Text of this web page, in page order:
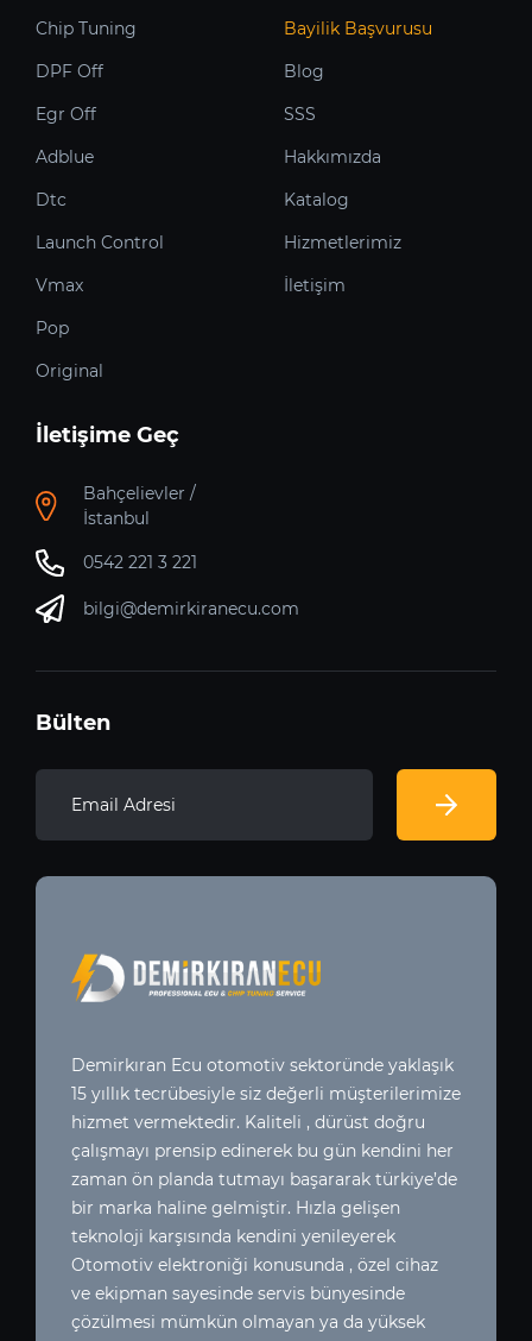
Chip Tuning
DPF Off
Egr Off
Adblue
Dtc
Launch Control
Vmax
Pop
Original
Bayilik Başvurusu
Blog
SSS
Hakkımızda
Katalog
Hizmetlerimiz
İletişim
İletişime Geç
Bahçelievler /
İstanbul
0542 221 3 221
bilgi@demirkiranecu.com
Bülten
Demirkıran Ecu otomotiv sektoründe yaklaşık
15 yıllık tecrübesiyle siz değerli müşterilerimize
hizmet vermektedir. Kaliteli , dürüst doğru
çalışmayı prensip edinerek bu gün kendini her
zaman ön planda tutmayı başararak türkiye’de
bir marka haline gelmiştir. Hızla gelişen
teknoloji karşısında kendini yenileyerek
Otomotiv elektroniği konusunda , özel cihaz
ve ekipman sayesinde servis bünyesinde
çözülmesi mümkün olmayan ya da yüksek